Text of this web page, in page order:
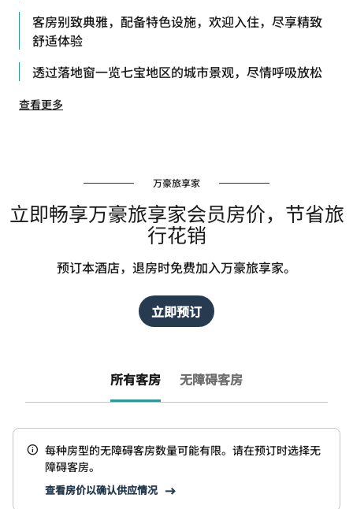
客房别致典雅，配备特色设施，欢迎入住，尽享精致
舒适体验
透过落地窗一览七宝地区的城市景观，尽情呼吸放松
查看更多
万豪旅享家
立即畅享万豪旅享家会员房价，节省旅
行花销
预订本酒店，退房时免费加入万豪旅享家。
立即预订
所有客房 无障碍客房
每种房型的无障碍客房数量可能有限。请在预订时选择无
障碍客房。
查看房价以确认供应情况